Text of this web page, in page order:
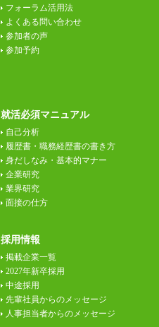
フォーラム活用法
よくある問い合わせ
参加者の声
参加予約
就活必須マニュアル
自己分析
履歴書・職務経歴書の書き方
身だしなみ・基本的マナー
企業研究
業界研究
面接の仕方
採用情報
掲載企業一覧
2027年新卒採用
中途採用
先輩社員からのメッセージ
人事担当者からのメッセージ